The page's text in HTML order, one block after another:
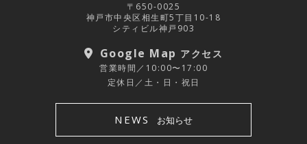
〒650-0025
神戸市中央区相生町5丁目10-18
シティビル神戸903
Google Map アクセス
営業時間／10:00〜17:00
定休日／土・日・祝日
NEWS お知らせ